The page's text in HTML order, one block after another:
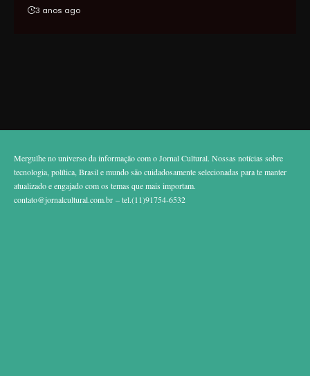
3 anos ago
Mergulhe no universo da informação com o Jornal Cultural. Nossas notícias sobre
tecnologia, política, Brasil e mundo são cuidadosamente selecionadas para te manter
atualizado e engajado com os temas que mais importam.
contato@jornalcultural.com.br – tel.(11)91754-6532